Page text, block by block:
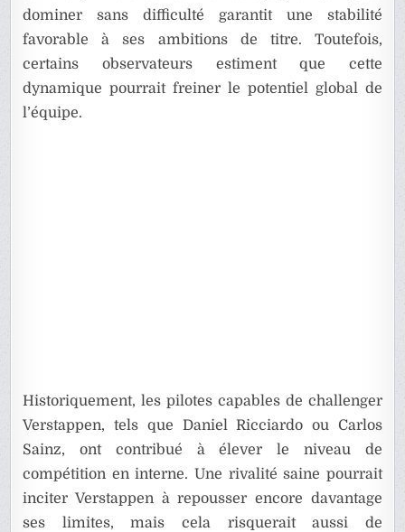
dominer sans difficulté garantit une stabilité
favorable à ses ambitions de titre. Toutefois,
certains observateurs estiment que cette
dynamique pourrait freiner le potentiel global de
l’équipe.
Historiquement, les pilotes capables de challenger
Verstappen, tels que Daniel Ricciardo ou Carlos
Sainz, ont contribué à élever le niveau de
compétition en interne. Une rivalité saine pourrait
inciter Verstappen à repousser encore davantage
ses limites, mais cela risquerait aussi de